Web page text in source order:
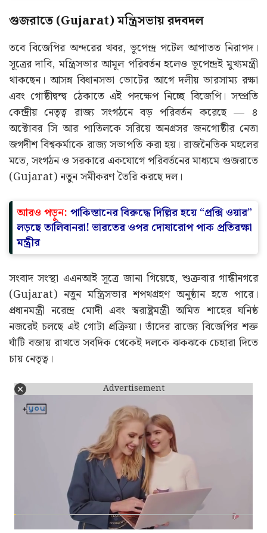
গুজরাতে (Gujarat) মন্ত্রিসভায় রদবদল
তবে বিজেপির অন্দরের খবর, ভূপেন্দ্র পটেল আপাতত নিরাপদ।
সূত্রের দাবি, মন্ত্রিসভার আমূল পরিবর্তন হলেও ভূপেন্দ্রই মুখ্যমন্ত্রী
থাকছেন। আসন্ন বিধানসভা ভোটের আগে দলীয় ভারসাম্য রক্ষা
এবং গোষ্ঠীদ্বন্দ্ব ঠেকাতে এই পদক্ষেপ নিচ্ছে বিজেপি। সম্প্রতি
কেন্দ্রীয় নেতৃত্ব রাজ্য সংগঠনে বড় পরিবর্তন করেছে — ৪
অক্টোবর সি আর পাতিলকে সরিয়ে অনগ্রসর জনগোষ্ঠীর নেতা
জগদীশ বিশ্বকর্মাকে রাজ্য সভাপতি করা হয়। রাজনৈতিক মহলের
মতে, সংগঠন ও সরকারে একযোগে পরিবর্তনের মাধ্যমে গুজরাতে
(Gujarat) নতুন সমীকরণ তৈরি করছে দল।
আরও পড়ুন: পাকিস্তানের বিরুদ্ধে দিল্লির হয়ে “প্রক্সি ওয়ার”
লড়ছে তালিবানরা! ভারতের ওপর দোষারোপ পাক প্রতিরক্ষা
মন্ত্রীর
সংবাদ সংস্থা এএনআই সূত্রে জানা গিয়েছে, শুক্রবার গান্ধীনগরে
(Gujarat) নতুন মন্ত্রিসভার শপথগ্রহণ অনুষ্ঠান হতে পারে।
প্রধানমন্ত্রী নরেন্দ্র মোদী এবং স্বরাষ্ট্রমন্ত্রী অমিত শাহের ঘনিষ্ঠ
নজরেই চলছে এই গোটা প্রক্রিয়া। তাঁদের রাজ্যে বিজেপির শক্ত
ঘাঁটি বজায় রাখতে সবদিক থেকেই দলকে ঝকঝকে চেহারা দিতে
চায় নেতৃত্ব।
Advertisement